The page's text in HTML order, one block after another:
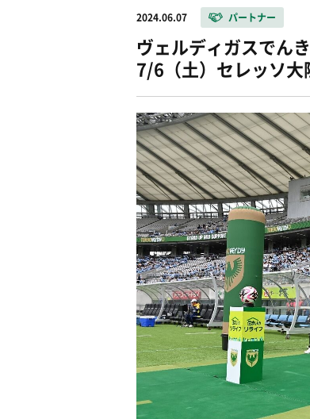
2024.06.07 パートナー
ヴェルディガスでん
7/6（土）セレッソ大